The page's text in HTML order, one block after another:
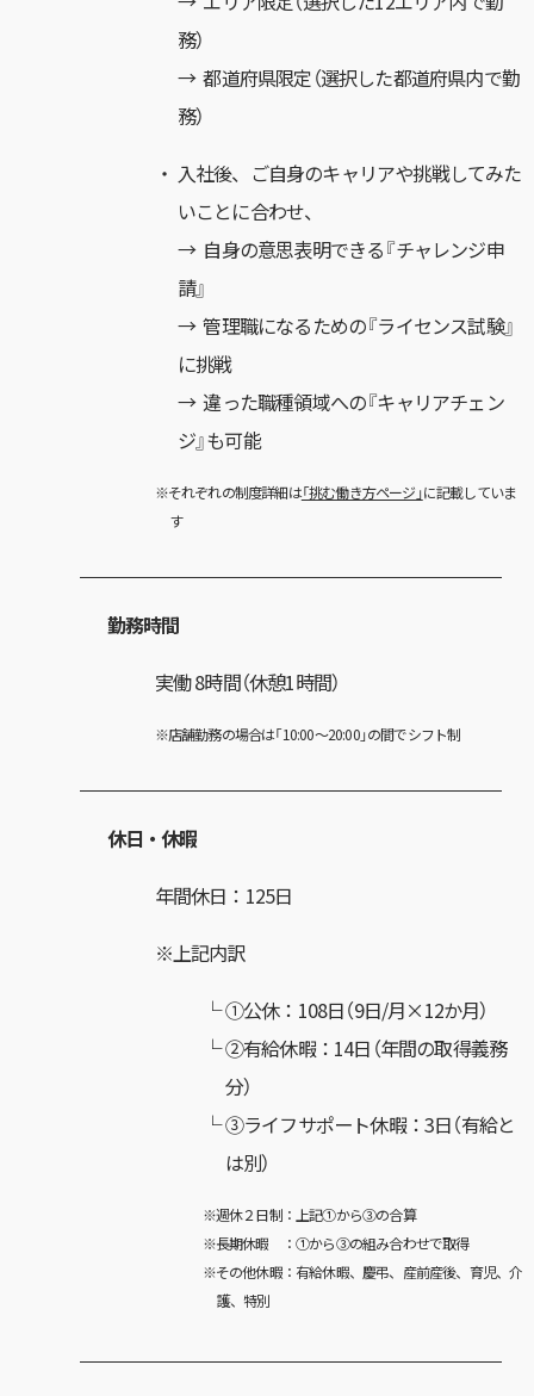
務）
→ 都道府県限定（選択した都道府県内で勤
務）
入社後、ご自身のキャリアや挑戦してみた
いことに合わせ、
→ 自身の意思表明できる『チャレンジ申
請』
→ 管理職になるための『ライセンス試験』
に挑戦
→ 違った職種領域への『キャリアチェン
ジ』も可能
※それぞれの制度詳細は「挑む働き方ページ」に記載していま
す
勤務時間
実働 8時間（休憩1時間）
※店舗勤務の場合は「10:00～20:00」の間でシフト制
休日・休暇
年間休日：125日
※上記内訳
①公休：108日（9日/月×12か月）
②有給休暇：14日（年間の取得義務
分）
③ライフサポート休暇：3日（有給と
は別）
※週休２日制：上記①から③の合算
※長期休暇 ：①から③の組み合わせで取得
※その他休暇：有給休暇、慶弔、産前産後、育児、介
護、特別